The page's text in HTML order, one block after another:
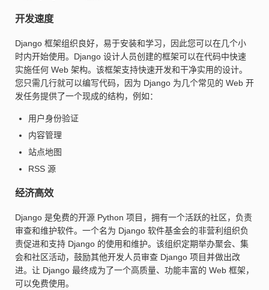
开发速度
Django 框架组织良好，易于安装和学习，因此您可以在几个小
时内开始使用。Django 设计人员创建的框架可以在代码中快速
实施任何 Web 架构。该框架支持快速开发和干净实用的设计。
您只需几行就可以编写代码，因为 Django 为几个常见的 Web 开
发任务提供了一个现成的结构，例如：
用户身份验证
内容管理
站点地图
RSS 源
经济高效
Django 是免费的开源 Python 项目，拥有一个活跃的社区，负责
审查和维护软件。一个名为 Django 软件基金会的非营利组织负
责促进和支持 Django 的使用和维护。该组织定期举办聚会、集
会和社区活动，鼓励其他开发人员审查 Django 项目并做出改
进。让 Django 最终成为了一个高质量、功能丰富的 Web 框架，
可以免费使用。